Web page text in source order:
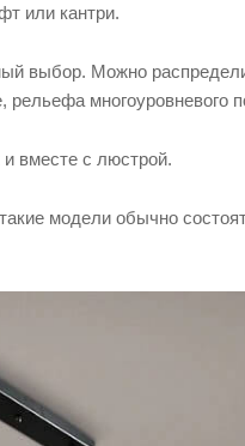
или кантри.
выбор. Можно
рельефа многоуровневого
вместе с люстрой.
модели обычно